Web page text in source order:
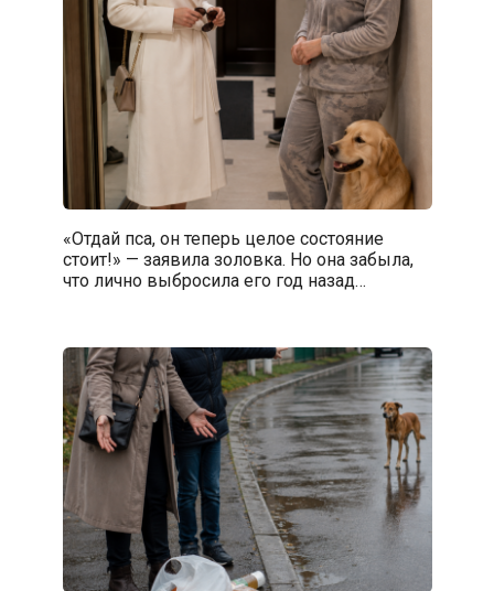
«Отдай пса, он теперь целое состояние
стоит!» — заявила золовка. Но она забыла,
что лично выбросила его год назад…